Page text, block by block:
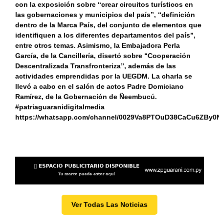
con la exposición sobre “crear circuitos turísticos en
las gobernaciones y municipios del país”, “definición
dentro de la Marca País, del conjunto de elementos que
identifiquen a los diferentes departamentos del país”,
entre otros temas. Asimismo, la Embajadora Perla
García, de la Cancillería, disertó sobre “Cooperación
Descentralizada Transfronteriza”, además de las
actividades emprendidas por la UEGDM. La charla se
llevó a cabo en el salón de actos Padre Domiciano
Ramírez, de la Gobernación de Ñeembucú.
#patriaguaranidigitalmedia
https://whatsapp.com/channel/
Ver Todas Las Noticias